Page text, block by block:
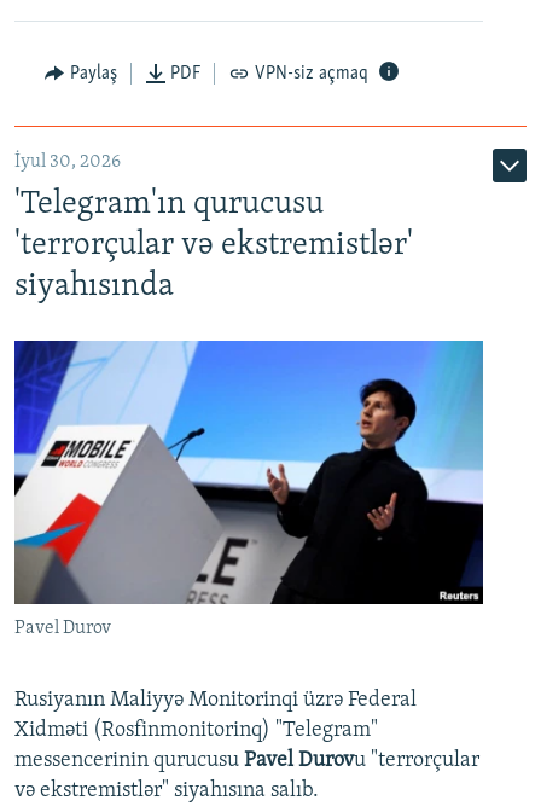
Paylaş PDF VPN-siz açmaq
İyul 30, 2026
'Telegram'ın qurucusu
'terrorçular və ekstremistlər'
siyahısında
Pavel Durov
Rusiyanın Maliyyə Monitorinqi üzrə Federal
Xidməti (Rosfinmonitorinq) "Telegram"
messencerinin qurucusu Pavel Durovu "terrorçular
və ekstremistlər" siyahısına salıb.